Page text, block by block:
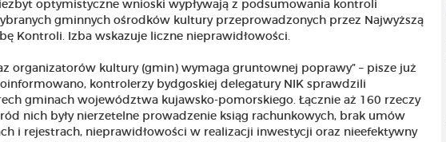
optymistyczne wnioski wypływają z podsumowania kontroli
gminnych ośrodków kultury przeprowadzonych przez Najwyższą
Kontroli. Izba wskazuje liczne nieprawidłowości.
organizatorów kultury (gmin) wymaga gruntownej poprawy” – pisze już
kontrolerzy bydgoskiej delegatury NIK sprawdzili
gminach województwa kujawsko-pomorskiego. Łącznie aż 160 rzeczy
nich były nierzetelne prowadzenie ksiąg rachunkowych, brak umów
i rejestrach, nieprawidłowości w realizacji inwestycji oraz nieefektywny